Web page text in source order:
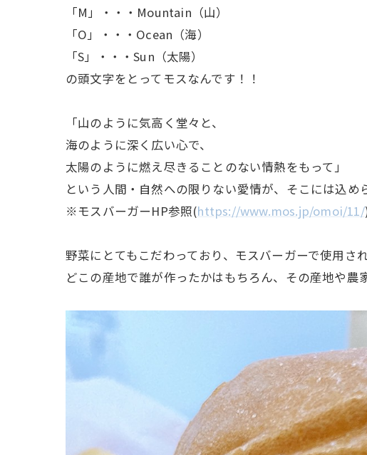
「M」・・・Mountain（山）
「O」・・・Ocean（海）
「S」・・・Sun（太陽）
の頭文字をとってモスなんです！！
「山のように気高く堂々と、
海のように深く広い心で、
太陽のように燃え尽きることのない情熱をもって」
という人間・自然への限りない愛情が、そこには込め
※モスバーガーHP参照(https://www.mos.jp/omoi/11/
野菜にとてもこだわっており、モスバーガーで使用さ
どこの産地で誰が作ったかはもちろん、その産地や